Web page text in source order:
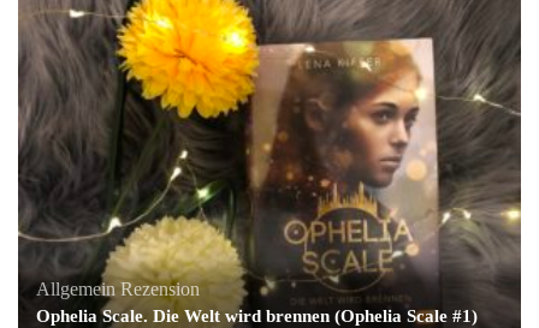
Allgemein Rezension
Ophelia Scale. Die Welt wird brennen (Ophelia Scale #1)